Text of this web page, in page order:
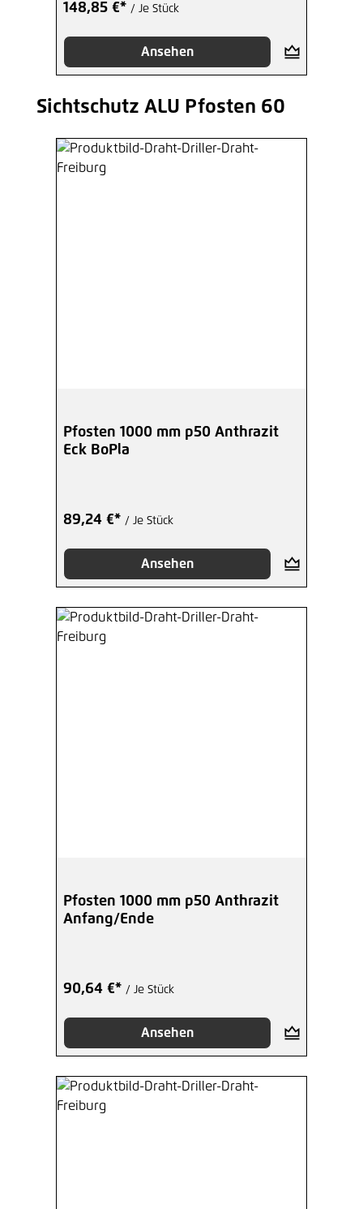
148,85 €* / Je Stück
Ansehen
Produktgalerie überspringen
Sichtschutz ALU Pfosten 60
Pfosten 1000 mm p50 Anthrazit
Eck BoPla
89,24 €* / Je Stück
Ansehen
Pfosten 1000 mm p50 Anthrazit
Anfang/Ende
90,64 €* / Je Stück
Ansehen